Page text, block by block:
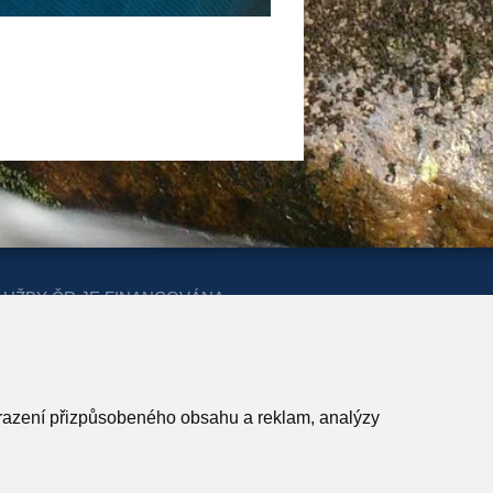
přizpůsobeného obsahu a reklam, analýzy
ČR JE FINANCOVÁNA